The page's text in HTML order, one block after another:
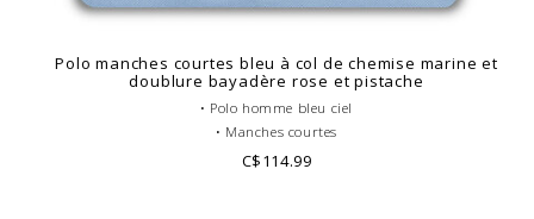
Polo manches courtes bleu à col de chemise marine et
doublure bayadère rose et pistache
• Polo homme bleu ciel
• Manches courtes
• Coupe ajustée ou cintrée
C$114.99